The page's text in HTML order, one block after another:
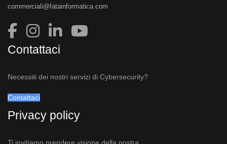
commerciali@fatainformatica.com
Contattaci
Necessiti dei nostri servizi di Cybersecurity?
Contattaci
Privacy policy
Ti invitiamo prendere visione della nostra